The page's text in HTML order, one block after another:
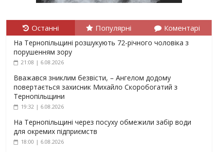
Останні Популярні Коментарі
На Тернопільщині розшукують 72-річного чоловіка з
порушенням зору
21:08 | 6.08.2026
Вважався зниклим безвісти, – Ангелом додому
повертається захисник Михайло Скоробогатий з
Тернопільщини
19:32 | 6.08.2026
На Тернопільщині через посуху обмежили забір води
для окремих підприємств
18:00 | 6.08.2026